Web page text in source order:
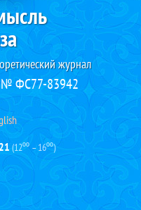
журнал
ФС77-83942
(12⁰⁰ – 16⁰⁰)